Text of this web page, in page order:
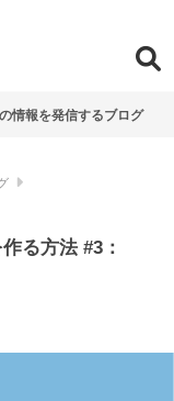
情報を発信するブログ
る方法 #3：